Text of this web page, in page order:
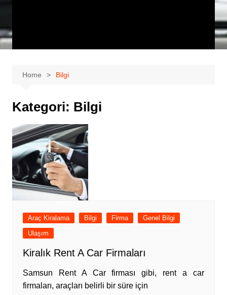
Home Bilgi
Kategori: Bilgi
Araç Kiralama Bilgi Firma
Genel Bilgi
Ulaşım
Kiralık Rent A Car Firmaları
Samsun Rent A Car firması gibi, rent a car
firmaları, araçları belirli bir süre için